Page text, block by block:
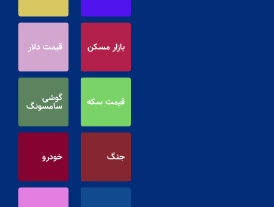
بازار مسکن قیمت دلار
قیمت سکه گوشی
سامسونگ
جنگ خودرو